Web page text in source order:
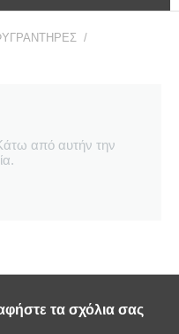
/
από αυτήν την
τα σχόλια σας